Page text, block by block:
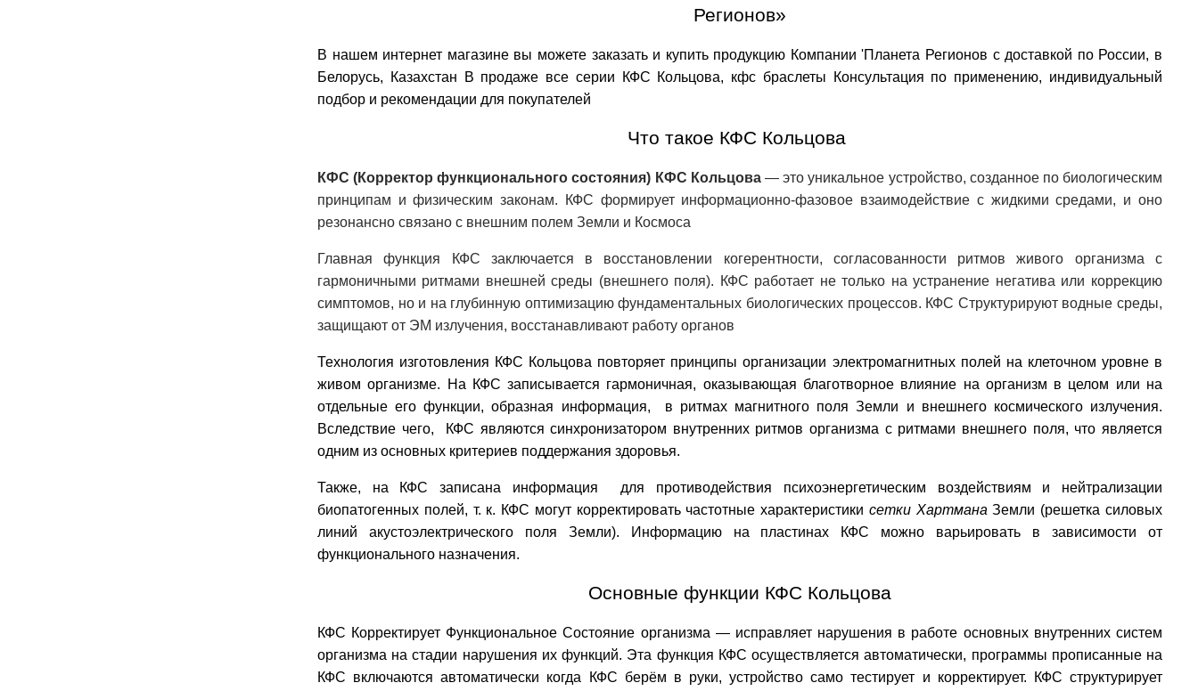
Регионов»
В нашем интернет магазине вы можете заказать и купить продукцию Компании 'Планета Регионов с доставкой по России, в
Белорусь, Казахстан В продаже все серии КФС Кольцова, кфс браслеты Консультация по применению, индивидуальный
подбор и рекомендации для покупателей
Что такое КФС Кольцова
КФС (Корректор функционального состояния) КФС Кольцова — это уникальное устройство, созданное по биологическим
принципам и физическим законам. КФС формирует информационно-фазовое взаимодействие с жидкими средами, и оно
резонансно связано с внешним полем Земли и Космоса
Главная функция КФС заключается в восстановлении когерентности, согласованности ритмов живого организма с
гармоничными ритмами внешней среды (внешнего поля). КФС работает не только на устранение негатива или коррекцию
симптомов, но и на глубинную оптимизацию фундаментальных биологических процессов. КФС Структурируют водные среды,
защищают от ЭМ излучения, восстанавливают работу органов
Технология изготовления КФС Кольцова повторяет принципы организации электромагнитных полей на клеточном уровне в
живом организме. На КФС записывается гармоничная, оказывающая благотворное влияние на организм в целом или на
отдельные его функции, образная информация, в ритмах магнитного поля Земли и внешнего космического излучения.
Вследствие чего, КФС являются синхронизатором внутренних ритмов организма с ритмами внешнего поля, что является
одним из основных критериев поддержания здоровья.
Также, на КФС записана информация для противодействия психоэнергетическим воздействиям и нейтрализации
биопатогенных полей, т. к. КФС могут корректировать частотные характеристики сетки Хартмана Земли (решетка силовых
линий акустоэлектрического поля Земли). Информацию на пластинах КФС можно варьировать в зависимости от
функционального назначения.
Основные функции КФС Кольцова
КФС Корректирует Функциональное Состояние организма — исправляет нарушения в работе основных внутренних систем
организма на стадии нарушения их функций. Эта функция КФС осуществляется автоматически, программы прописанные на
КФС включаются автоматически когда КФС берём в руки, устройство само тестирует и корректирует. КФС структурирует